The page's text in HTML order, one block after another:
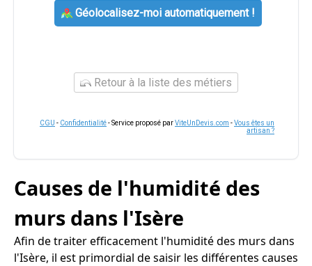
Géolocalisez-moi automatiquement !
Retour à la liste des métiers
CGU - Confidentialité- Service proposé parViteUnDevis.com -Vous êtes un
artisan ?
Causes de l'humidité des
murs dans l'Isère
Afin de traiter efficacement l'humidité des murs dans
l'Isère, il est primordial de saisir les différentes causes